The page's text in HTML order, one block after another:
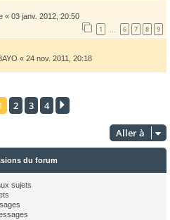
« 03 janv. 2012, 20:50
1 6 7 8 9
« 24 nov. 2011, 20:18
2 3 4
Aller à
du forum
sujets